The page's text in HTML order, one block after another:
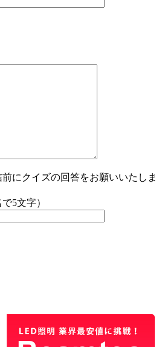
にクイズの回答をお願いいたしま
5文字）